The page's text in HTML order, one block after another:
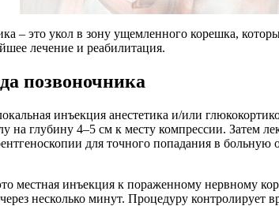
– это укол в зону ущемленного корешка,
лечение и реабилитация.
позвоночника
инъекция анестетика и/или
на глубину 4–5 см к месту компрессии. Затем
для точного попадания в больную
местная инъекция к пораженному нервному
несколько минут. Процедуру контролирует